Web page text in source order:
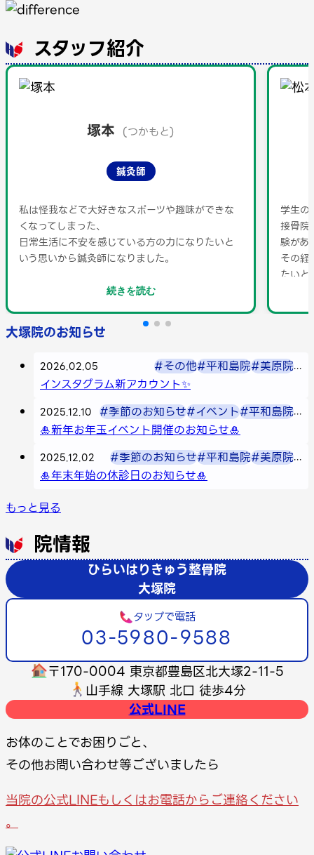
スタッフ紹介
塚本 (つかもと)
鍼灸師
私は怪我などで大好きなスポーツや趣味ができな
くなってしまった、
日常生活に不安を感じている方の力になりたいと
いう思いから鍼灸師になりました。
皆様に来てよかった、
趣味やスポーツができるようになったと笑顔にな
っていただけるよう全力でサポートさせていただ
きます！
続きを読む
学生の
接骨院
験があ
その経
たいと
大塚院のお知らせ
2026.02.05 #その他#平和島院#美原院...
インスタグラム新アカウント✨
2025.12.10 #季節のお知らせ#イベント#平和島院...
🎍新年お年玉イベント開催のお知らせ🎍
2025.12.02 #季節のお知らせ#平和島院#美原院...
🎍年末年始の休診日のお知らせ🎍
もっと見る
院情報
ひらいはりきゅう整骨院
大塚院
タップで電話
03-5980-9588
〒170-0004 東京都豊島区北大塚2-11-5
山手線 大塚駅 北口 徒歩4分
公式LINE
お体のことでお困りごと、
その他お問い合わせ等ございましたら
当院の公式LINEもしくはお電話からご連絡ください
。